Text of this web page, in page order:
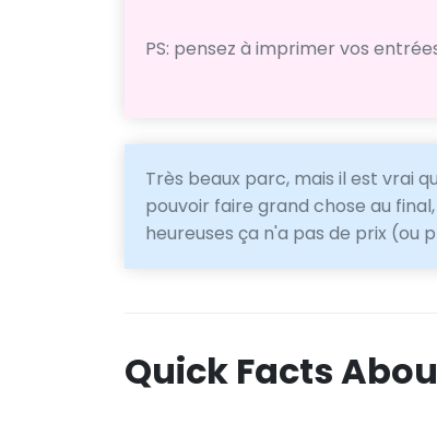
PS: pensez à imprimer vos
Très beaux parc, mais il est vrai
pouvoir faire grand chose au
heureuses ça n'a pas de prix (ou
Quick Facts